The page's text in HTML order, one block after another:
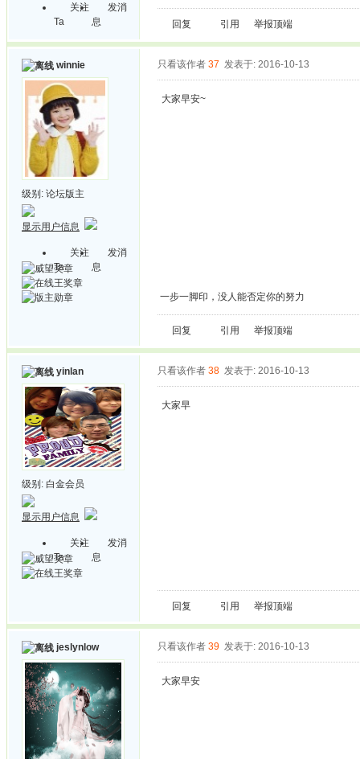
关注
Ta
发消
息
回复 引用 举报顶端
winnie
级别: 论坛版主
显示用户信息
关注
Ta
发消
息
只看该作者 37 发表于: 2016-10-13
大家早安~
一步一脚印，没人能否定你的努力
回复 引用 举报顶端
yinlan
级别: 白金会员
显示用户信息
关注
Ta
发消
息
只看该作者 38 发表于: 2016-10-13
大家早
回复 引用 举报顶端
jeslynlow 只看该作者 39 发表于: 2016-10-13
大家早安